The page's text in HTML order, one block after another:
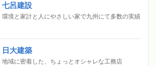
七呂建設
環境と家計と人にやさしい家で九州にて多数の実績
日大建築
地域に密着した、ちょっとオシャレな工務店